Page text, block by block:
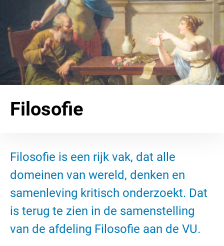
Filosofie
Filosofie is een rijk vak, dat alle
domeinen van wereld, denken en
samenleving kritisch onderzoekt. Dat
is terug te zien in de samenstelling
van de afdeling Filosofie aan de VU.